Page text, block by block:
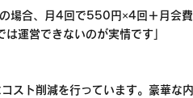
場合、月4回で550円×4回＋月会費
運営できないのが実情です」
スト削減を行っています。豪華な内